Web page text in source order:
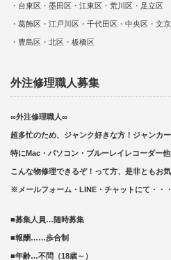
・台東区・墨田区・江東区・荒川区・足立区
・葛飾区・江戸川区・千代田区・中央区・文
・豊島区・北区・板橋区
外注修理職人募集
∞外注修理職人∞
超多忙のため、ジャンク好きな方！ジャンカー
特にMac・パソコン・ブルーレイレコーダー
こんな物修理できるぞ！って方、是非ともお
※メールフォーム・LINE・チャットにて・・・
■募集人員…随時募集
■報酬……歩合制
■年齢…不問（18歳～）